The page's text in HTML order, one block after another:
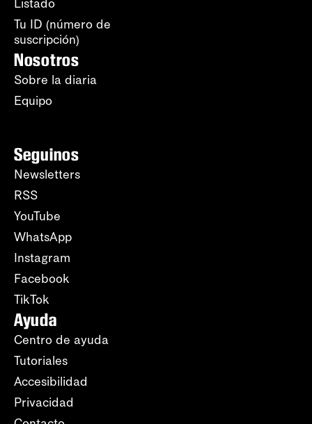
Listado
Tu ID (número de
suscripción)
Nosotros
Sobre la diaria
Equipo
Seguinos
Newsletters
RSS
YouTube
WhatsApp
Instagram
Facebook
TikTok
Ayuda
Centro de ayuda
Tutoriales
Accesibilidad
Privacidad